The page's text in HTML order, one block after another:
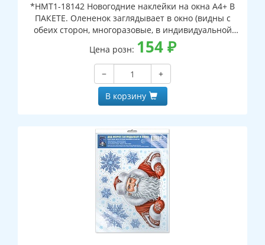
*НМТ1-18142 Новогодние наклейки на окна А4+ В
ПАКЕТЕ. Олененок заглядывает в окно (видны с
обеих сторон, многоразовые, в индивидуальной
упаковке, с европодвесом и клеевым клапаном)
Цена розн: 154₽
−
+
В корзину